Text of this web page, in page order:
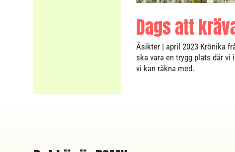
Dags att
Åsikter| april 2023 Krönika
ska vara en trygg plats där
vi kan räkna med.